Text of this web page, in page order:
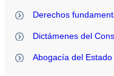
Derechos
Dictámenes del
Abogacía del Estado